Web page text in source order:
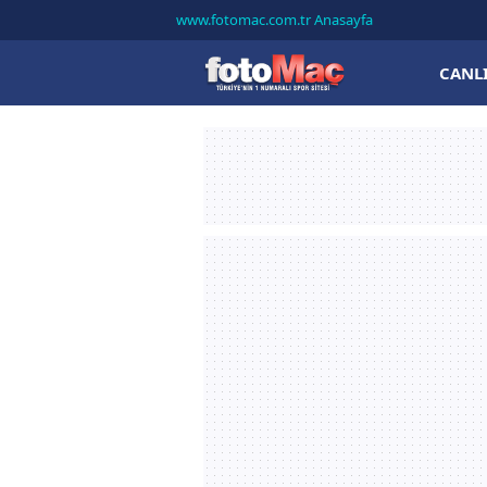
www.fotomac.com.tr Anasayfa